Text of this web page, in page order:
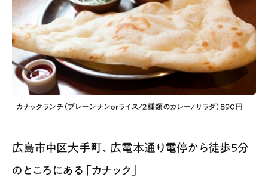
カナックランチ（プレーンナンorライス/2種類のカレー/サラダ）890円
広島市中区大手町、広電本通り電停から徒歩5分
のところにある「カナック」